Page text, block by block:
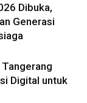
Dibuka,
Generasi
Digital untuk